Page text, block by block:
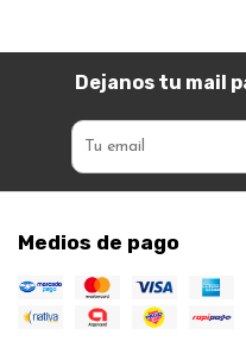
Dejanos tu mail
Medios de pago